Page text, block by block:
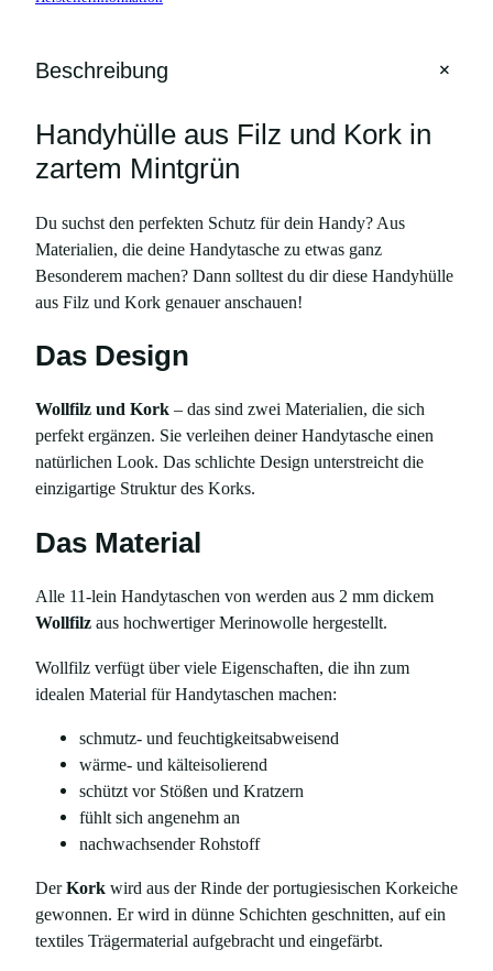
Beschreibung +
Handyhülle aus Filz und Kork in
zartem Mintgrün
Du suchst den perfekten Schutz für dein Handy? Aus
Materialien, die deine Handytasche zu etwas ganz
Besonderem machen? Dann solltest du dir diese Handyhülle
aus Filz und Kork genauer anschauen!
Das Design
Wollfilz und Kork – das sind zwei Materialien, die sich
perfekt ergänzen. Sie verleihen deiner Handytasche einen
natürlichen Look. Das schlichte Design unterstreicht die
einzigartige Struktur des Korks.
Das Material
Alle 11-lein Handytaschen von werden aus 2 mm dickem
Wollfilz aus hochwertiger Merinowolle hergestellt.
Wollfilz verfügt über viele Eigenschaften, die ihn zum
idealen Material für Handytaschen machen:
schmutz- und feuchtigkeitsabweisend
wärme- und kälteisolierend
schützt vor Stößen und Kratzern
fühlt sich angenehm an
nachwachsender Rohstoff
DerKork wird aus der Rinde der portugiesischen Korkeiche
gewonnen. Er wird in dünne Schichten geschnitten, auf ein
textiles Trägermaterial aufgebracht und eingefärbt.